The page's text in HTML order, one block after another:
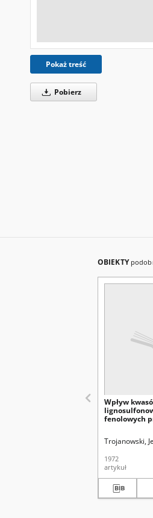
Pokaż treść
Pobierz
OBIEKTY
Wpływ
fenolowych
Trojanowski,
1972
artykuł